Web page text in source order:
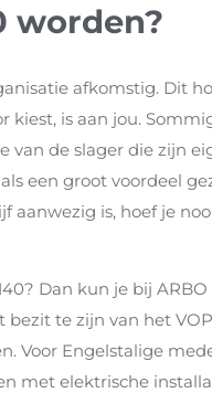
worden?
afkomstig. Dit
kiest, is aan jou.
de slager die zijn
een groot voordeel
is, hoef je
Dan kun je bij
te zijn van het
Voor Engelstalige
met elektrische